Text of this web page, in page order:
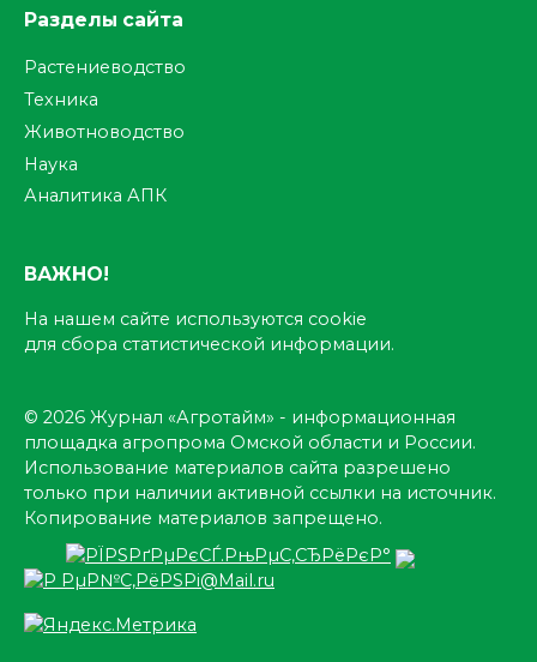
Разделы сайта
Растениеводство
Техника
Животноводство
Наука
Аналитика АПК
ВАЖНО!
На нашем сайте используются cookie
для сбора статистической информации.
© 2026 Журнал «Агротайм» - информационная
площадка агропрома Омской области и России.
Использование материалов сайта разрешено
только при наличии активной ссылки на источник.
Копирование материалов запрещено.